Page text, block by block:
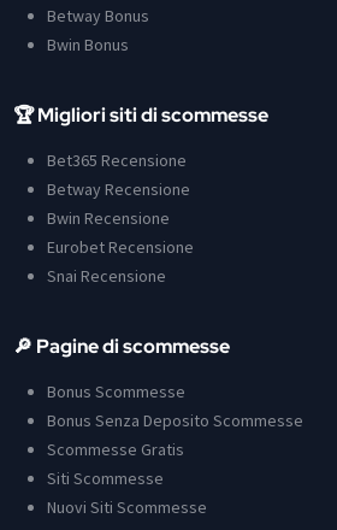
Betway Bonus
Bwin Bonus
🏆 Migliori siti di scommesse
Bet365 Recensione
Betway Recensione
Bwin Recensione
Eurobet Recensione
Snai Recensione
🔎 Pagine di scommesse
Bonus Scommesse
Bonus Senza Deposito Scommesse
Scommesse Gratis
Siti Scommesse
Nuovi Siti Scommesse